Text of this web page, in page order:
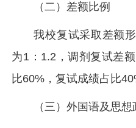
（二）差额比例
我校复试采取差额
为1：1.2，调剂复试差
比60%，复试成绩占比
（三）外国语及思